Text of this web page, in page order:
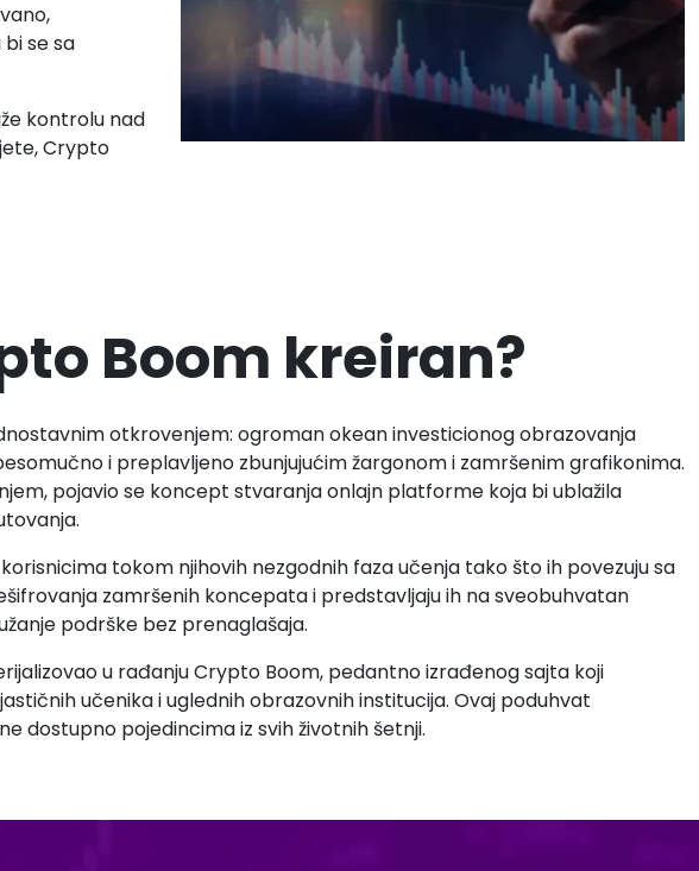
se sa
kontrolu nad
Crypto
Boom kreiran?
otkrovenjem: ogroman okean investicionog obrazovanja
i preplavljeno zbunjujućim žargonom i zamršenim grafikonima.
pojavio se koncept stvaranja onlajn platforme koja bi ublažila
tokom njihovih nezgodnih faza učenja tako što ih povezuju sa
zamršenih koncepata i predstavljaju ih na sveobuhvatan
podrške bez prenaglašaja.
u rađanju Crypto Boom, pedantno izrađenog sajta koji
učenika i uglednih obrazovnih institucija. Ovaj poduhvat
dostupno pojedincima iz svih životnih šetnji.